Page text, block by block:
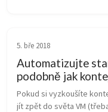
5. bře 2018
Automatizujte
podobně jak
Key Vault
Pokud si vyzkoušíte
jít zpět do světa VM